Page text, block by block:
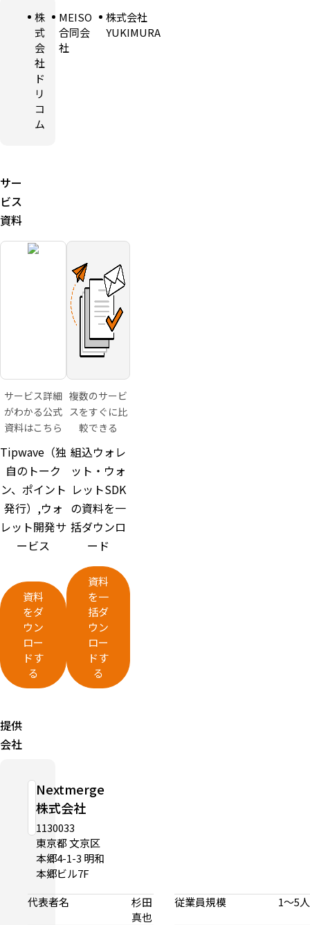
株
式
会
社
ド
リ
コ
ム
MEISO
合同会
社
株式会社
YUKIMURA
サー
ビス
資料
サービス詳細
がわかる公式
資料はこちら
Tipwave（独
自のトーク
ン、ポイント
発行）,ウォ
レット開発サ
ービス
資料
をダ
ウン
ロー
ドす
る
複数のサービ
スをすぐに比
較できる
組込ウォレ
ット・ウォ
レットSDK
の資料を一
括ダウンロ
ード
資料
を一
括ダ
ウン
ロー
ドす
る
提供
会社
Nextmerge
株式会社
1130033
東京都 文京区
本郷4-1-3 明和
本郷ビル7F
代表者名
杉田
真也
従業員規模 1〜5人